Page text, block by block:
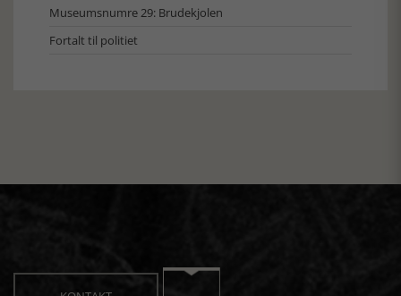
Museumsnumre 29: Brudekjolen
Fortalt til politiet